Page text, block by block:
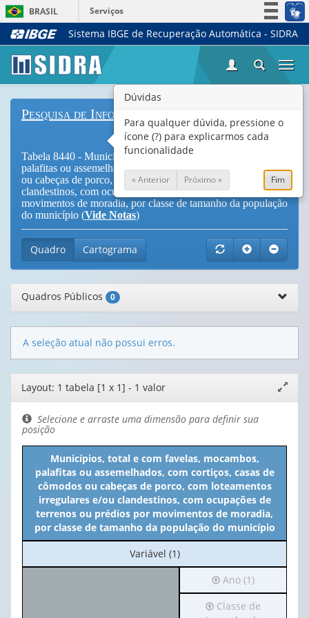
BRASIL
Serviços
Simplifique!
Acesso à informação
Canais
Sistema IBGE de Recuperação Automática - SIDRA
Pesquisa de Informações Básicas Municipais
Tabela 8440 - Municípios, total e com favelas, mocambos,
palafitas ou assemelhados, com cortiços, casas de cômodos
ou cabeças de porco, com loteamentos irregulares e/ou
clandestinos, com ocupações de terrenos ou prédios por
movimentos de moradia, por classe de tamanho da população
do município (Vide Notas)
Quadro Cartograma
Quadros Públicos 0
A seleção atual não possui erros.
Editor
de
layout
janela
Layout: 1 tabela [1 x 1] - 1 valor
Selecione e arraste uma dimensão para definir sua
posição
Municípios, total e com favelas, mocambos,
palafitas ou assemelhados, com cortiços, casas de
cômodos ou cabeças de porco, com loteamentos
irregulares e/ou clandestinos, com ocupações de
terrenos ou prédios por movimentos de moradia,
por classe de tamanho da população do município
No
cabeçalho:
Variável (1)
Irá
para
o
Ano (1)
Irá Classe de
Dúvidas
Para qualquer dúvida, pressione o
ícone (?) para explicarmos cada
funcionalidade
« Anterior Próximo » Fim